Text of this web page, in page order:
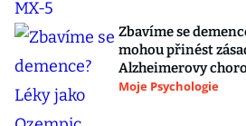
Zbavíme se
mohou přinést
Alzheimerovy
Moje Psychologie